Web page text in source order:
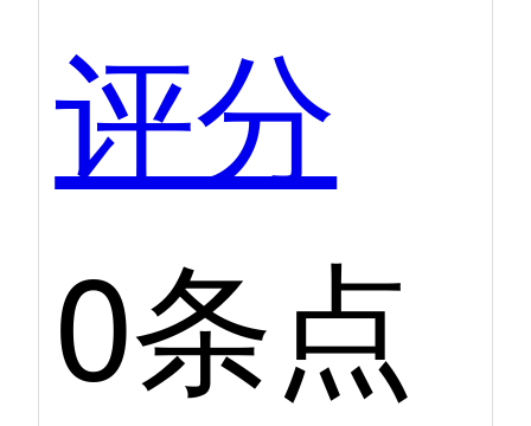
评分
0条点